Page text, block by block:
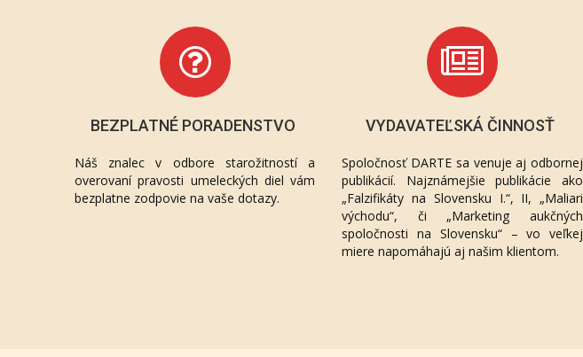
BEZPLATNÉ PORADENSTVO
Náš znalec v odbore starožitností a
overovaní pravosti umeleckých diel vám
bezplatne zodpovie na vaše dotazy.
VYDAVATEĽSKÁ ČINNOSŤ
Spoločnosť DARTE sa venuje aj odbornej
publikácií. Najznámejšie publikácie ako
„Falzifikáty na Slovensku I.“, II, „Maliari
východu“, či „Marketing aukčných
spoločnosti na Slovensku“ – vo veľkej
miere napomáhajú aj našim klientom.